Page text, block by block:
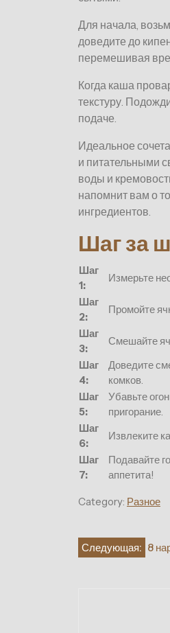
Для начала,
доведите до
перемешивая
Когда каша
текстуру.
подаче.
Идеальное
и питательными
воды и
напомнит вам о
ингредиентов.
Шаг за
Шаг
1:
Измерьте
Шаг
2:
Промойте
Шаг
3:
Смешайте
Шаг
4:
Доведите
комков.
Шаг
5:
Убавьте
пригорание.
Шаг
6:
Извлеките
Шаг
7:
Подавайте
аппетита!
Category: Разное
Следующая: 8